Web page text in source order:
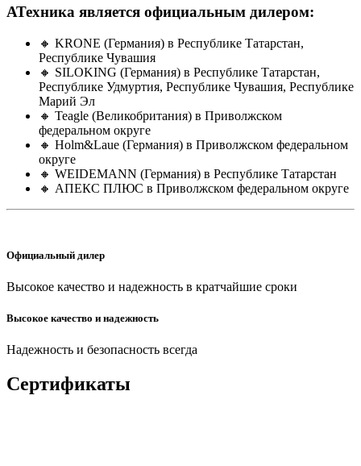
АТехника является официальным дилером:
🔸 KRONE (Германия) в Республике Татарстан,
Республике Чувашия
🔸 SILOKING (Германия) в Республике Татарстан,
Республике Удмуртия, Республике Чувашия, Республике
Марий Эл
🔸 Teagle (Великобритания) в Приволжском
федеральном округе
🔸 Holm&Laue (Германия) в Приволжском федеральном
округе
🔸 WEIDEMANN (Германия) в Республике Татарстан
🔸 АПЕКС ПЛЮС в Приволжском федеральном округе
Официальный дилер
Высокое качество и надежность в кратчайшие сроки
Высокое качество и надежность
Надежность и безопасность всегда
Сертификаты